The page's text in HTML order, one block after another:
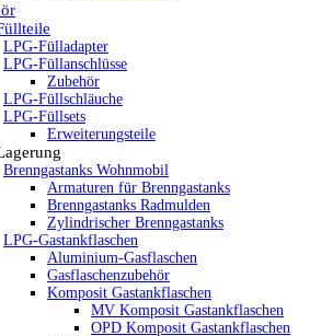
LPG-Fülladapter
LPG-Füllanschlüsse
Zubehör
LPG-Füllschläuche
LPG-Füllsets
Erweiterungsteile
Brenngastanks Wohnmobil
Armaturen für Brenngastanks
Brenngastanks Radmulden
Zylindrischer Brenngastanks
LPG-Gastankflaschen
Aluminium-Gasflaschen
Gasflaschenzubehör
Komposit Gastankflaschen
MV Komposit Gastankflaschen
OPD Komposit Gastankflaschen